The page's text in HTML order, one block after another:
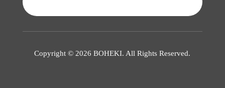
Copyright © 2026 BOHEKI. All Rights Reserved.